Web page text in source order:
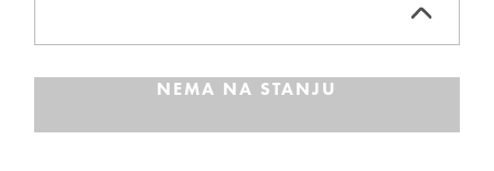
NEMA NA STANJU